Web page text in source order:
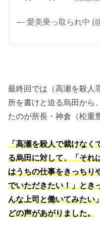
— 愛美乗っ取られ中
最終回では（高瀬を殺人
所を書けと迫る烏田から
たのが所長・神倉（松重
「高瀬を殺人で裁けな
る烏田に対して、「それ
はうちの仕事をきっちり
でいただきたい！」とき
んな上司と働いてみたい
どの声があがりました。